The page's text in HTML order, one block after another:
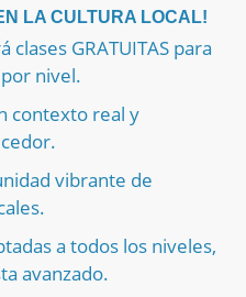
LA CULTURA LOCAL!
GRATUITAS para
nivel.
contexto real y
vibrante de
a todos los niveles,
avanzado.